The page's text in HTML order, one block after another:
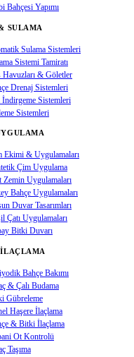
Bahçesi Yapımı
SULAMA
Sulama Sistemleri
Sistemi Tamiratı
Havuzları & Göletler
Drenaj Sistemleri
İndirgeme Sistemleri
Sistemleri
Ekimi & Uygulamaları
Çim Uygulama
Zemin Uygulamaları
Bahçe Uygulamaları
Duvar Tasarımları
Çatı Uygulamaları
Bitki Duvarı
Bahçe Bakımı
& Çalı Budama
Gübreleme
Haşere İlaçlama
& Bitki İlaçlama
Ot Kontrolü
Taşıma